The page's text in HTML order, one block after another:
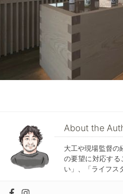
About the
大工や現場監督の
の要望に対応する
い」、「ライフス